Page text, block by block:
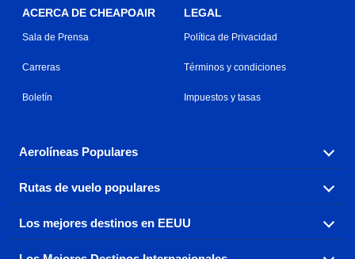
ACERCA DE CHEAPOAIR
Sala de Prensa
Carreras
Boletín
LEGAL
Política de Privacidad
Términos y condiciones
Impuestos y tasas
Aerolíneas Populares
Explora nuestras opciones de tarifas aéreas baratas por
aerolínea, con más de 500 opciones para elegir.
Aeromexico
Rutas de vuelo populares
Reserva una de nuestras rutas de vuelo más populares
con tres sencillos clics.
Los mejores destinos en EEUU